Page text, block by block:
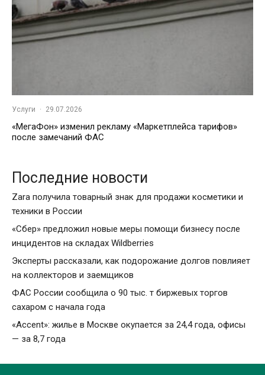
Услуги · 29.07.2026
«МегаФон» изменил рекламу «Маркетплейса тарифов»
после замечаний ФАС
Последние новости
Zara получила товарный знак для продажи косметики и
техники в России
«Сбер» предложил новые меры помощи бизнесу после
инцидентов на складах Wildberries
Эксперты рассказали, как подорожание долгов повлияет
на коллекторов и заемщиков
ФАС России сообщила о 90 тыс. т биржевых торгов
сахаром с начала года
«Accent»: жилье в Москве окупается за 24,4 года, офисы
— за 8,7 года